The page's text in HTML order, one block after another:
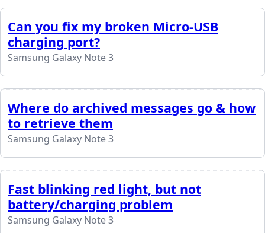
Can you fix my broken Micro-USB
charging port?
Samsung Galaxy Note 3
Where do archived messages go & how
to retrieve them
Samsung Galaxy Note 3
Fast blinking red light, but not
battery/charging problem
Samsung Galaxy Note 3